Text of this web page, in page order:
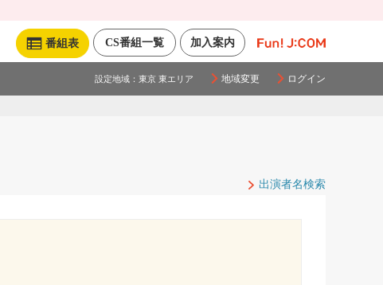
加入案内
CS番組一覧
番組表
設定地域： 東京 東エリア 地域変更 ログイン
出演者名検索